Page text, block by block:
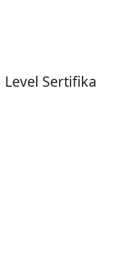
Sertifika